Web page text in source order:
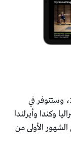
يتم إطلاق خدمة آبل فيتنس+ 14 ديسمبر 2020، وستتوفر في
وكندا وأيرلندا
الأولى من